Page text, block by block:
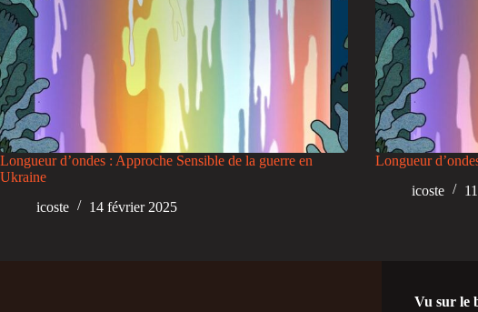
Longueur d’ondes : Approche Sensible de la guerre en
Ukraine
icoste
14 février 2025
Longueur
icoste
Vu sur le